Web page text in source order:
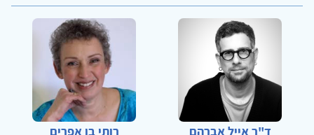
ד"ר אייל אברהם רותי בן אפרים